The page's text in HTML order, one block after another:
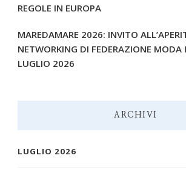
REGOLE IN EUROPA
MAREDAMARE 2026: INVITO
NETWORKING DI FEDERAZIONE
LUGLIO 2026
ARCHIVI
LUGLIO 2026